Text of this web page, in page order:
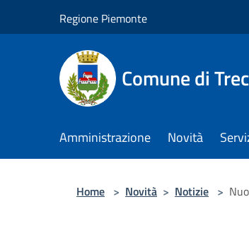
Regione Piemonte
Comune di
Amministrazione Novità
Home > Novità > Notizie >